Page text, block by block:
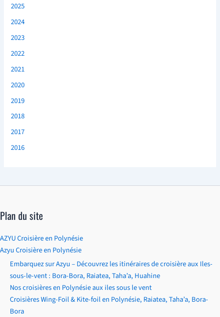
2025
2024
2023
2022
2021
2020
2019
2018
2017
2016
Plan du site
AZYU Croisière en Polynésie
Azyu Croisière en Polynésie
Embarquez sur Azyu – Découvrez les itinéraires de croisière aux Iles-
sous-le-vent : Bora-Bora, Raiatea, Taha’a, Huahine
Nos croisières en Polynésie aux iles sous le vent
Croisières Wing-Foil & Kite-foil en Polynésie, Raiatea, Taha’a, Bora-
Bora